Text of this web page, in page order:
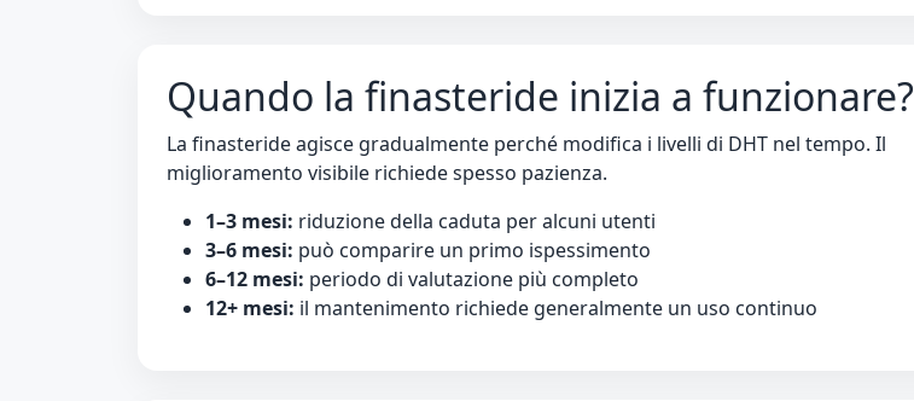
Quando la finasteride inizia a funzionare?
La finasteride agisce gradualmente perché modifica i livelli di DHT nel tempo. Il
miglioramento visibile richiede spesso pazienza.
1–3 mesi: riduzione della caduta per alcuni utenti
3–6 mesi: può comparire un primo ispessimento
6–12 mesi: periodo di valutazione più completo
12+ mesi: il mantenimento richiede generalmente un uso continuo